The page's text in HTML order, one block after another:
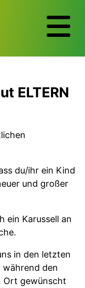
ELTERN
du/ihr ein Kind
und großer
ein Karussell an
in den letzten
während den
Ort gewünscht